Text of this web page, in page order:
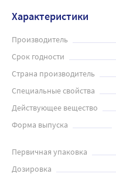
Характеристики
Производитель
Срок годности
Страна производитель
Специальные свойства
Действующее вещество
Форма выпуска
Первичная упаковка
Дозировка